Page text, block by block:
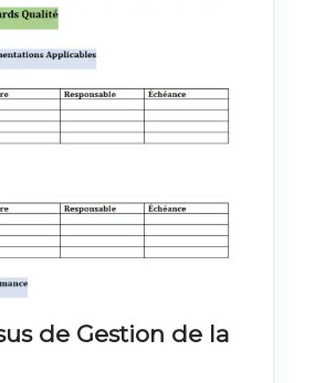
de Gestion de la